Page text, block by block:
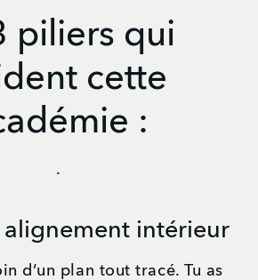
piliers qui
cette
:
.
alignement intérieur
d’un plan tout tracé. Tu as